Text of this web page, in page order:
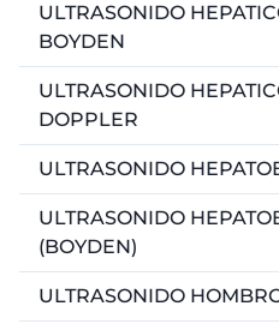
ULTRASONIDO
BOYDEN
ULTRASONIDO
DOPPLER
ULTRASONIDO
ULTRASONIDO
(BOYDEN)
ULTRASONIDO